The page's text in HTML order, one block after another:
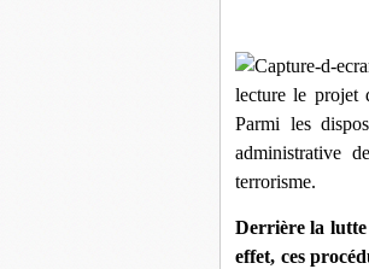
lecture le projet
Parmi les
administrative
terrorisme.
Derrière la lutte
effet, ces